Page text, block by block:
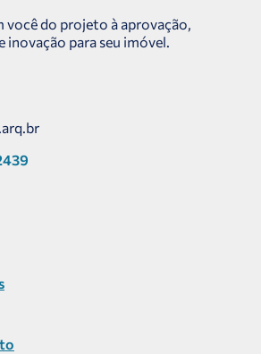
você do projeto à aprovação,
inovação para seu imóvel.